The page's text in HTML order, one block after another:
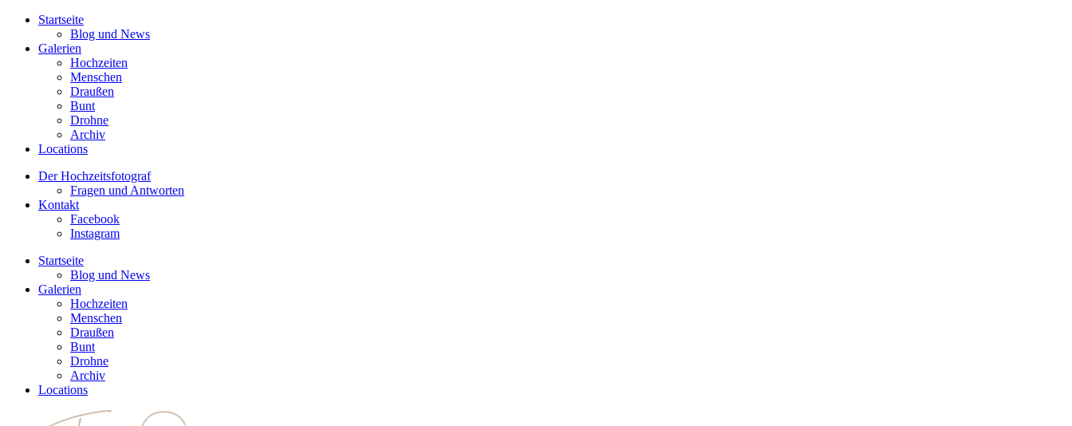
Startseite
Blog und News
Galerien
Hochzeiten
Menschen
Draußen
Bunt
Drohne
Archiv
Locations
Der Hochzeitsfotograf
Fragen und Antworten
Kontakt
Facebook
Instagram
Startseite
Blog und News
Galerien
Hochzeiten
Menschen
Draußen
Bunt
Drohne
Archiv
Locations